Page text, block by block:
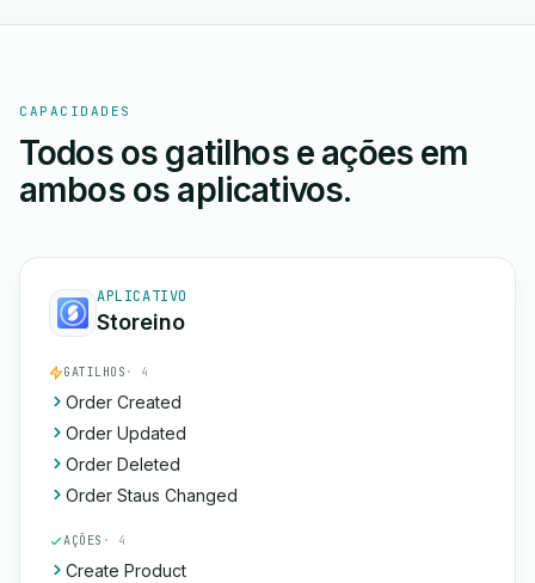
CAPACIDADES
Todos os gatilhos e ações em
ambos os aplicativos.
APLICATIVO
Storeino
GATILHOS · 4
Order Created
Order Updated
Order Deleted
Order Staus Changed
AÇÕES · 4
Create Product